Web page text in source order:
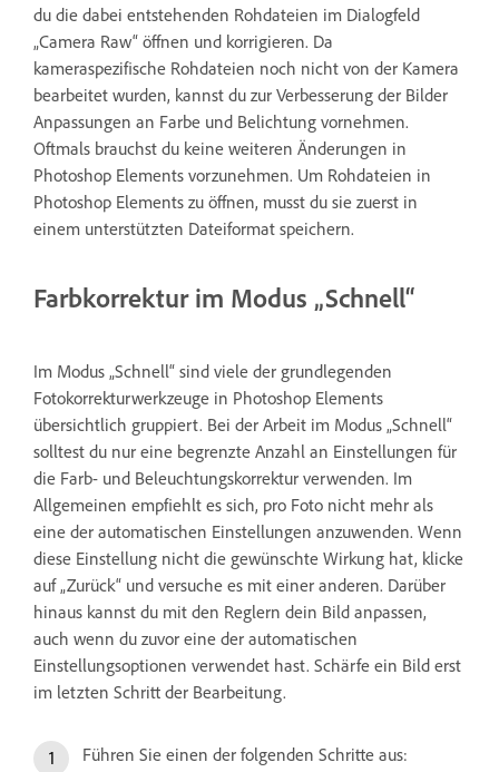
du die dabei entstehenden Rohdateien im Dialogfeld
„Camera Raw“ öffnen und korrigieren. Da
kameraspezifische Rohdateien noch nicht von der Kamera
bearbeitet wurden, kannst du zur Verbesserung der Bilder
Anpassungen an Farbe und Belichtung vornehmen.
Oftmals brauchst du keine weiteren Änderungen in
Photoshop Elements vorzunehmen. Um Rohdateien in
Photoshop Elements zu öffnen, musst du sie zuerst in
einem unterstützten Dateiformat speichern.
Farbkorrektur im Modus „Schnell“
Im Modus „Schnell“ sind viele der grundlegenden
Fotokorrekturwerkzeuge in Photoshop Elements
übersichtlich gruppiert. Bei der Arbeit im Modus „Schnell“
solltest du nur eine begrenzte Anzahl an Einstellungen für
die Farb- und Beleuchtungskorrektur verwenden. Im
Allgemeinen empfiehlt es sich, pro Foto nicht mehr als
eine der automatischen Einstellungen anzuwenden. Wenn
diese Einstellung nicht die gewünschte Wirkung hat, klicke
auf „Zurück“ und versuche es mit einer anderen. Darüber
hinaus kannst du mit den Reglern dein Bild anpassen,
auch wenn du zuvor eine der automatischen
Einstellungsoptionen verwendet hast. Schärfe ein Bild erst
im letzten Schritt der Bearbeitung.
Führen Sie einen der folgenden Schritte aus: